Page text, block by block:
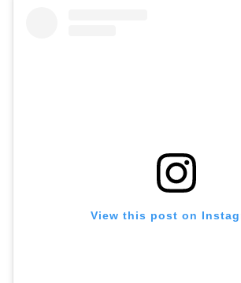
View this post on